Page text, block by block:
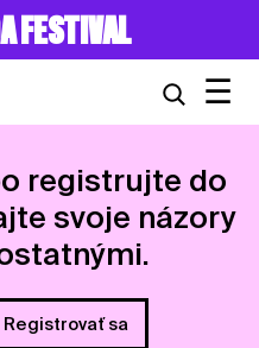
☰
registrujte do
svoje názory
Registrovať sa